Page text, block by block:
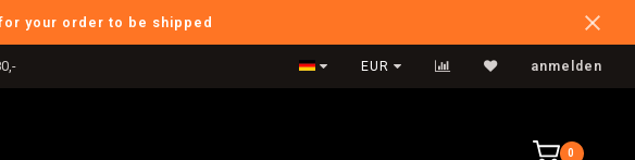
your order to be shipped
International Shipping
EUR anmelden
0